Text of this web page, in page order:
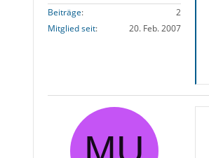
Beiträge
2
Mitglied seit
20. Feb. 2007